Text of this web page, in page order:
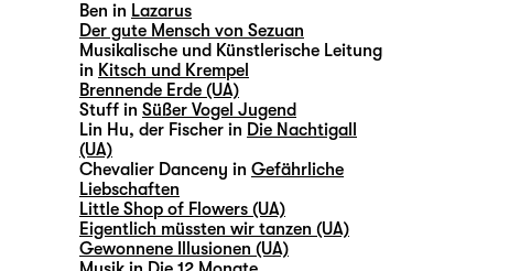
Ben in Lazarus
Der gute Mensch von Sezuan
Musikalische und Künstlerische Leitung
in Kitsch und Krempel
Brennende Erde (UA)
Stuff in Süßer Vogel Jugend
Lin Hu, der Fischer in Die Nachtigall
(UA)
Chevalier Danceny in Gefährliche
Liebschaften
Little Shop of Flowers (UA)
Eigentlich müssten wir tanzen (UA)
Gewonnene Illusionen (UA)